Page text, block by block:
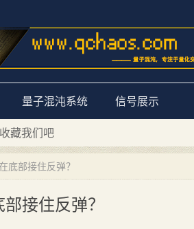
量子混沌系统 信号展示
藏我们吧
沌系统”
底部接住反弹？
接住反弹？